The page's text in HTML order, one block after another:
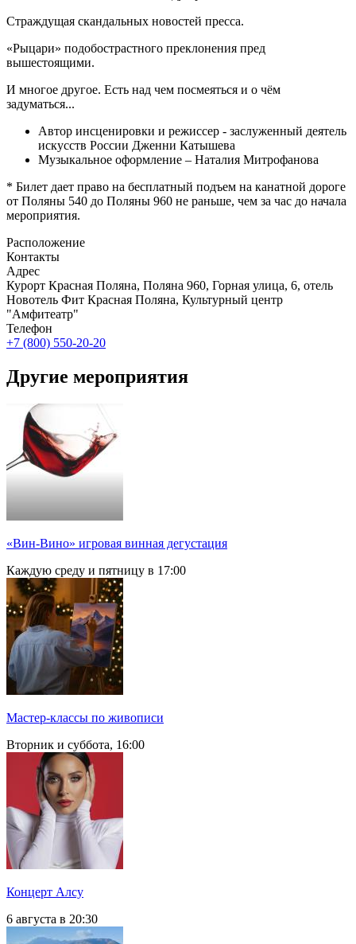
Страждущая скандальных новостей пресса.
«Рыцари» подобострастного преклонения пред
вышестоящими.
И многое другое. Есть над чем посмеяться и о чём
задуматься...
Автор инсценировки и режиссер - заслуженный деятель
искусств России Дженни Катышева
Музыкальное оформление – Наталия Митрофанова
* Билет дает право на бесплатный подъем на канатной дороге
от Поляны 540 до Поляны 960 не раньше, чем за час до начала
мероприятия.
Расположение
Контакты
Адрес
Курорт Красная Поляна, Поляна 960, Горная улица, 6, отель
Новотель Фит Красная Поляна, Культурный центр
"Амфитеатр"
Телефон
+7 (800) 550-20-20
Другие мероприятия
«Вин-Вино» игровая винная дегустация
Каждую среду и пятницу в 17:00
Мастер-классы по живописи
Вторник и суббота, 16:00
Концерт Алсу
6 августа в 20:30